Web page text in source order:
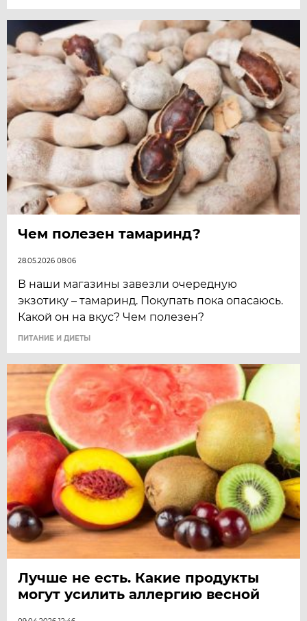
Чем полезен тамаринд?
28.05.2026 08:06
В наши магазины завезли очередную
экзотику – тамаринд. Покупать пока опасаюсь.
Какой он на вкус? Чем полезен?
ПИТАНИЕ И ДИЕТЫ
Лучше не есть. Какие продукты
могут усилить аллергию весной